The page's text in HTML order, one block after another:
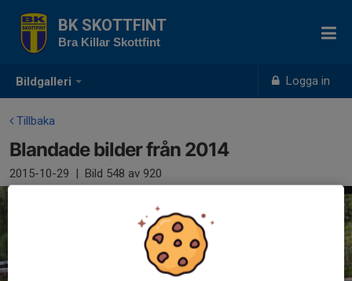
Bildgalleri Logga in
BK SKOTTFINT
Bra Killar Skottfint
Tillbaka
Blandade bilder från 2014
2015-10-29 | Bild 548 av 920